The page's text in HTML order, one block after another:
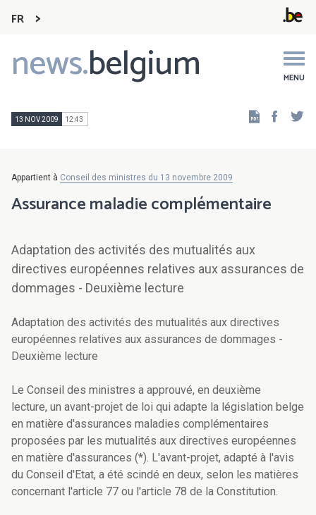
FR
news.belgium MENU
Main
navigation
13 NOV 2009 12:43
Appartient à Conseil des ministres du 13 novembre 2009
Assurance maladie complémentaire
Adaptation des activités des mutualités aux
directives européennes relatives aux assurances de
dommages - Deuxième lecture
Adaptation des activités des mutualités aux directives
européennes relatives aux assurances de dommages -
Deuxième lecture
Le Conseil des ministres a approuvé, en deuxième
lecture, un avant-projet de loi qui adapte la législation belge
en matière d'assurances maladies complémentaires
proposées par les mutualités aux directives européennes
en matière d'assurances (*). L'avant-projet, adapté à l'avis
du Conseil d'Etat, a été scindé en deux, selon les matières
concernant l'article 77 ou l'article 78 de la Constitution.